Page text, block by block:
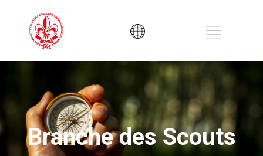
Branche des Scouts